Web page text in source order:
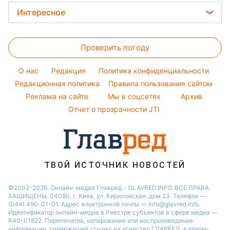
Максим Галкин
Виталий Козловский
София Ротару
Уборка
Легкие десерты
Праздничное меню
Новости Полтавы
Новости Львова
Новости Сум
Новости Днепра
Новости Черкассы
Новости Тернополя
Новости Ровно
Новости Запорожья
Новости Одессы
Прогноз погоды
Магнитные бури
Погода на сегодня
Погода на завтра
Пылевая буря
Интересное
Тесты по картинке
Оптические иллюзии
Народные приметы
Все о шоу-бизнесе
Проверить погоду
O нас Редакция
Политика конфиденциальности
Редакционная политика
Правила пользования сайтом
Реклама на сайте
Мы в соцсетях
Архив
Отчет о прозрачности JTI
ТВОЙ ИСТОЧНИК НОВОСТЕЙ
©2002-2026, Онлайн-медиа Главред - GLAVRED.INFO. ВСЕ ПРАВА
ЗАЩИЩЕНЫ. 04080, г. Киев, ул. Кириловская, дом 23. Телефон —
(044) 490-01-01. Адрес электронной почты — info@glavred.info.
Идентификатор онлайн-медиа в Реестре cубъектов в сфере медиа —
R40-01822. Перепечатка, копирование или воспроизведение